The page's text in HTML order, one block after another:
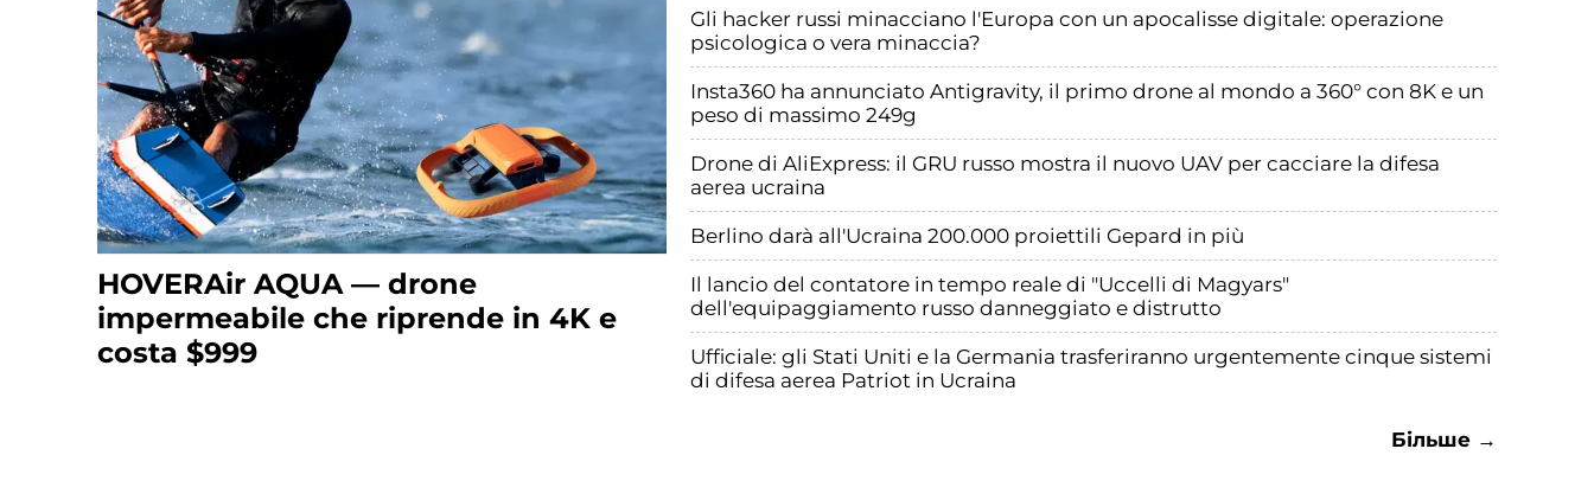
HOVERAir AQUA — drone
impermeabile che riprende in 4K e
costa $999
Gli hacker russi minacciano l'Europa con un apocalisse digitale: operazione
psicologica o vera minaccia?
Insta360 ha annunciato Antigravity, il primo drone al mondo a 360° con 8K e un
peso di massimo 249g
Drone di AliExpress: il GRU russo mostra il nuovo UAV per cacciare la difesa
aerea ucraina
Berlino darà all'Ucraina 200.000 proiettili Gepard in più
Il lancio del contatore in tempo reale di "Uccelli di Magyars"
dell'equipaggiamento russo danneggiato e distrutto
Ufficiale: gli Stati Uniti e la Germania trasferiranno urgentemente cinque sistemi
di difesa aerea Patriot in Ucraina
Більше →